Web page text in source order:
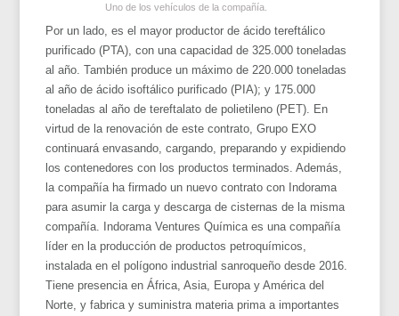
Uno de los vehículos de la compañía.
Por un lado, es el mayor productor de ácido tereftálico
purificado (PTA), con una capacidad de 325.000 toneladas
al año. También produce un máximo de 220.000 toneladas
al año de ácido isoftálico purificado (PIA); y 175.000
toneladas al año de tereftalato de polietileno (PET). En
virtud de la renovación de este contrato, Grupo EXO
continuará envasando, cargando, preparando y expidiendo
los contenedores con los productos terminados. Además,
la compañía ha firmado un nuevo contrato con Indorama
para asumir la carga y descarga de cisternas de la misma
compañía. Indorama Ventures Química es una compañía
líder en la producción de productos petroquímicos,
instalada en el polígono industrial sanroqueño desde 2016.
Tiene presencia en África, Asia, Europa y América del
Norte, y fabrica y suministra materia prima a importantes